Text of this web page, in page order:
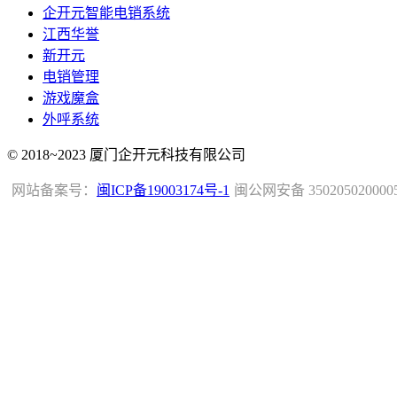
企开元智能电销系统
江西华誉
新开元
电销管理
游戏魔盒
外呼系统
© 2018~2023 厦门企开元科技有限公司
闽公网安备
网站备案号： 闽ICP备19003174号-1